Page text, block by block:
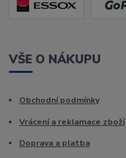
VŠE O NÁKUPU
Obchodní podmínky
Vrácení a reklamace zboží
Doprava a platba